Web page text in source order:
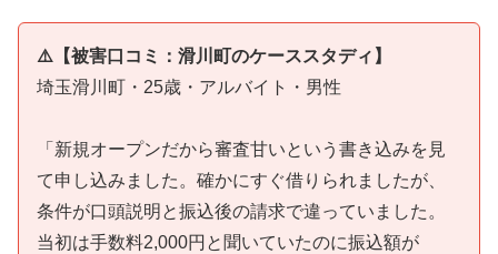
⚠️【被害口コミ：滑川町のケーススタディ】
埼玉滑川町・25歳・アルバイト・男性
「新規オープンだから審査甘いという書き込みを見
て申し込みました。確かにすぐ借りられましたが、
条件が口頭説明と振込後の請求で違っていました。
当初は手数料2,000円と聞いていたのに振込額が